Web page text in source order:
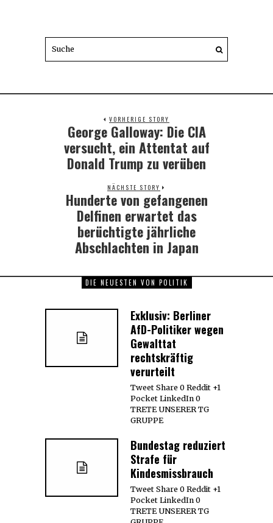
VORHERIGE STORY
Previous
post:
George Galloway: Die CIA
versucht, ein Attentat auf
Donald Trump zu verüben
NÄCHSTE STORY
Next
post:
Hunderte von gefangenen
Delfinen erwartet das
berüchtigte jährliche
Abschlachten in Japan
DIE NEUESTEN VON POLITIK
Exklusiv: Berliner
AfD-Politiker wegen
Gewalttat
rechtskräftig
verurteilt
Tweet Share 0 Reddit +1
Pocket LinkedIn 0
TRETE UNSERER TG
GRUPPE
Bundestag reduziert
Strafe für
Kindesmissbrauch
Tweet Share 0 Reddit +1
Pocket LinkedIn 0
TRETE UNSERER TG